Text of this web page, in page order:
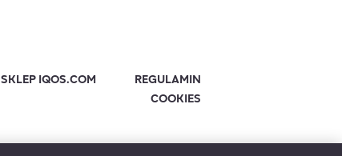
SKLEP IQOS.COM
REGULAMIN
COOKIES